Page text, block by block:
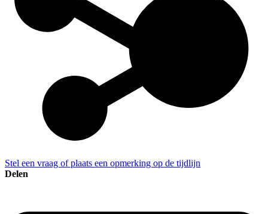
Stel een vraag of plaats een opmerking op de tijdlijn
Delen